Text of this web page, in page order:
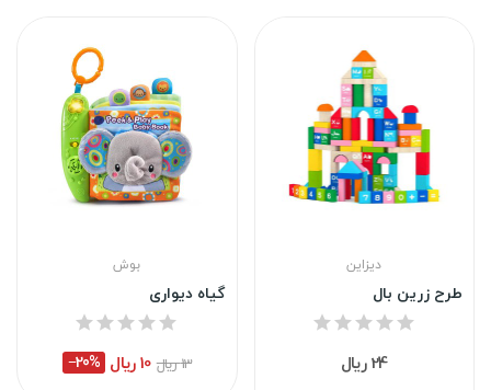
دیزاین
طرح زرین بال
24 ریال
بوش
گیاه دیواری
13 ریال 10 ریال ‎−20%